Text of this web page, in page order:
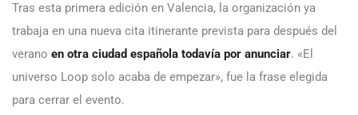
Tras esta primera edición en Valencia, la organización ya
trabaja en una nueva cita itinerante prevista para después del
verano en otra ciudad española todavía por anunciar. «El
universo Loop solo acaba de empezar», fue la frase elegida
para cerrar el evento.